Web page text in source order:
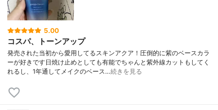
5.00
コスパ、トーンアップ
発売された当初から愛用してるスキンアクア！圧倒的に紫のベースカラ
ーが好きです日焼け止めとしても有能でちゃんと紫外線カットもしてく
れるし、1年通してメイクのベース…続きを見る